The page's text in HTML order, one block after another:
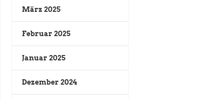
März 2025
Februar 2025
Januar 2025
Dezember 2024